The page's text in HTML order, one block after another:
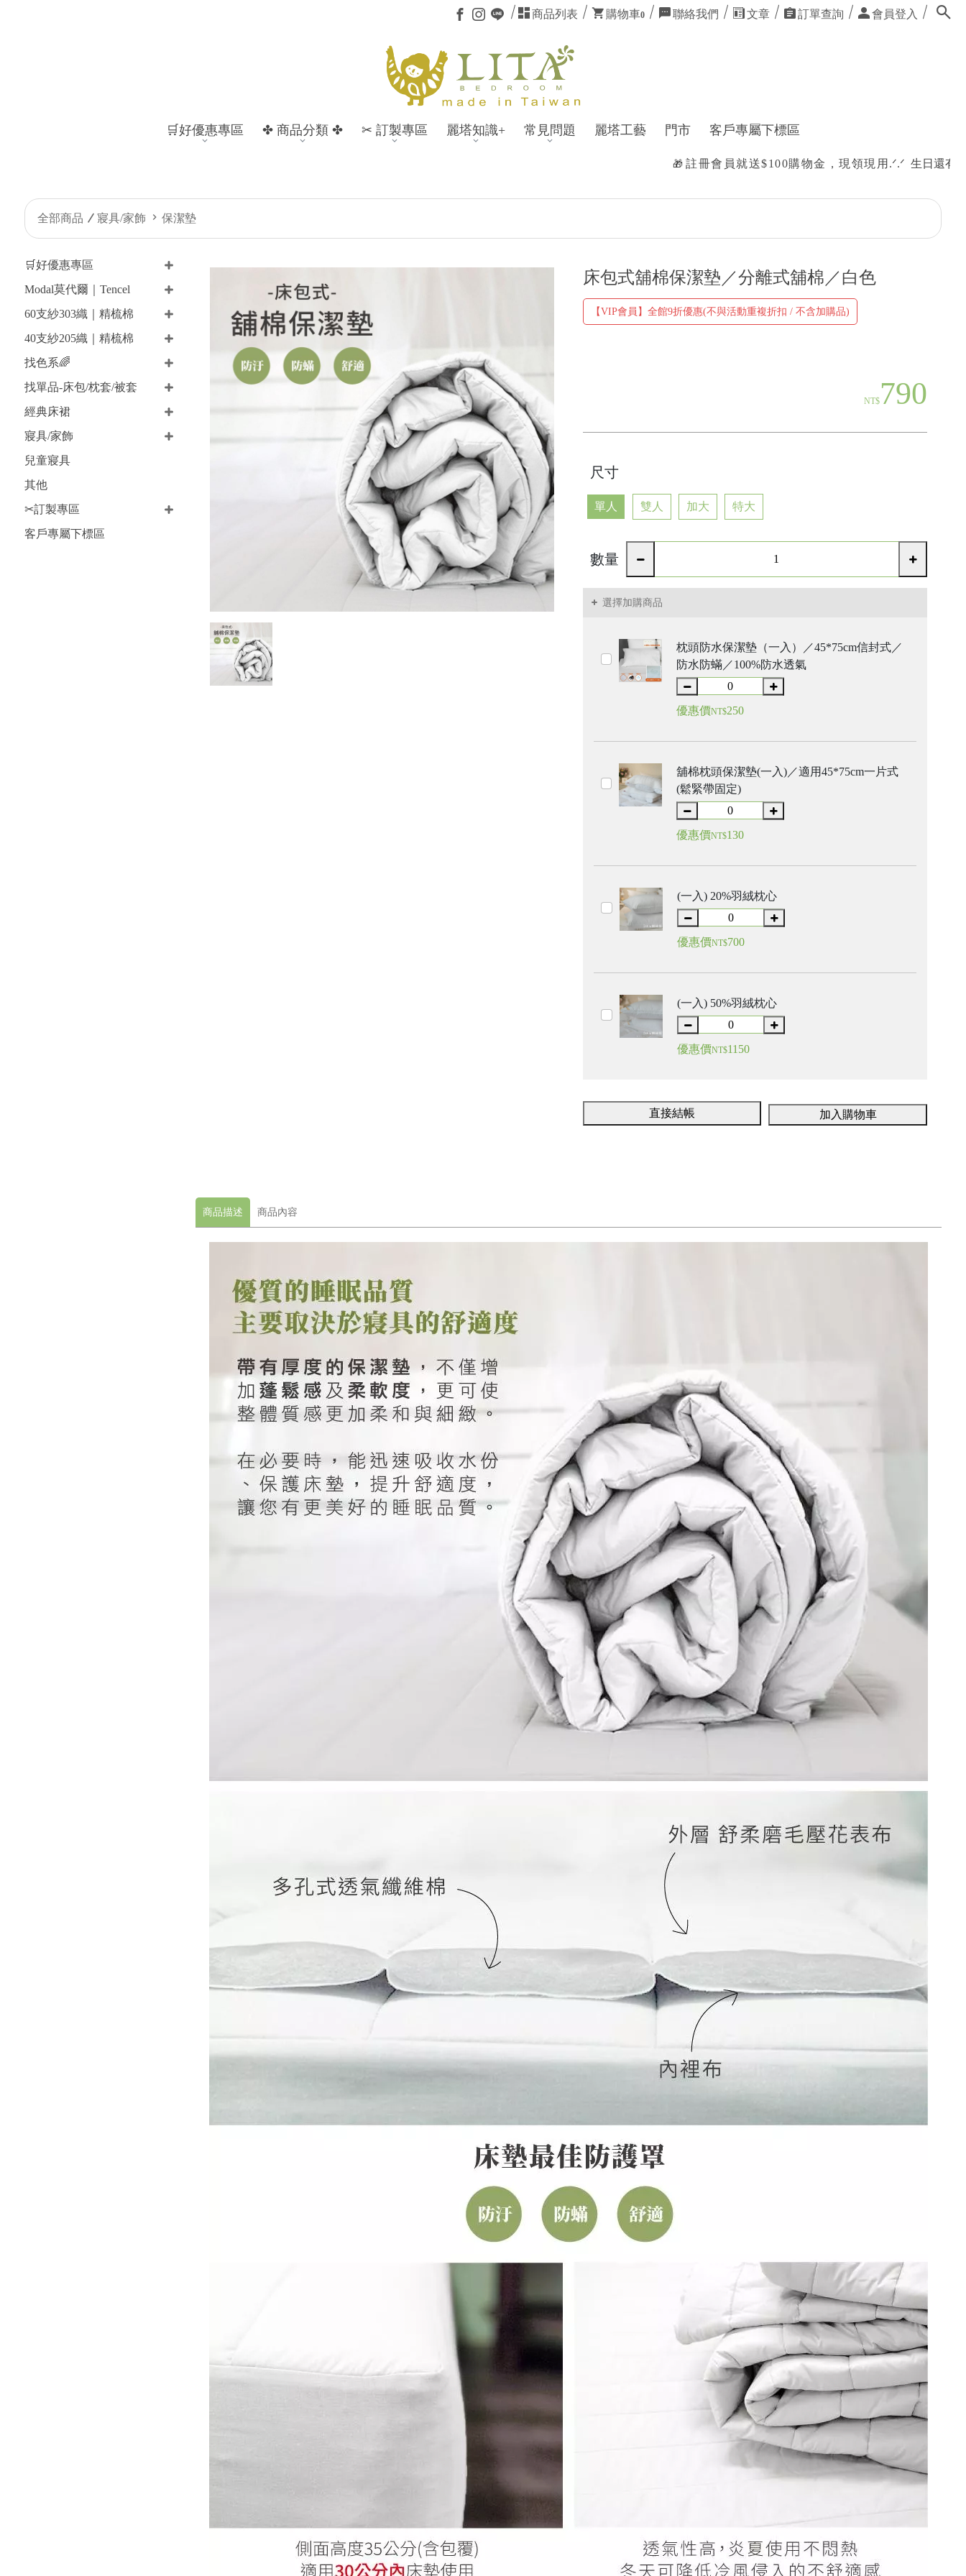
商品列表 購物車0 聯絡我們 文章 訂單查詢 會員登入
🛒好優惠專區 ✤ 商品分類 ✤ ✂ 訂製專區 麗塔知識+ 常見問題 麗塔工藝 門市 客戶專屬下標區
註冊會員就送$100購物金，現領現用.ᐟ.ᐟ 生日還有購物禮唷 ✿
全部商品 寢具/家飾 保潔墊
🛒好優惠專區
Modal莫代爾｜Tencel
60支紗303織｜精梳棉
40支紗205織｜精梳棉
找色系🌈
找單品-床包/枕套/被套
經典床裙
寢具/家飾
兒童寢具
其他
✂訂製專區
客戶專屬下標區
床包式舖棉保潔墊／分離式舖棉／白色
【VIP會員】全館9折優惠(不與活動重複折扣 / 不含加購品)
NT$ 790
尺寸
單人 雙人 加大 特大
數量
選擇加購商品
枕頭防水保潔墊（一入）／45*75cm信封式／
防水防蟎／100%防水透氣
優惠價NT$250
舖棉枕頭保潔墊(一入)／適用45*75cm一片式
(鬆緊帶固定)
優惠價NT$130
(一入) 20%羽絨枕心
優惠價NT$700
(一入) 50%羽絨枕心
優惠價NT$1150
直接結帳 加入購物車
商品描述 商品內容